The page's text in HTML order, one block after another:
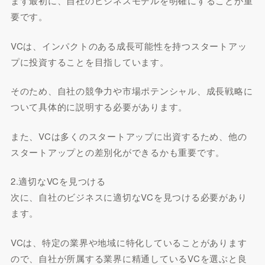
要です。
VCは、インパクトのある成長可能性を持つスタートアッ
プに投資することを目指しています。
そのため、自社の競争力や市場ポテンシャル、成長戦略に
ついて具体的に説明する必要があります。
また、VCは多くのスタートアップに出資するため、他の
スタートアップとの差別化ができるかも重要です。
2.適切なVCを見つける
次に、自社のビジネスに適切なVCを見つける必要があり
ます。
VCは、特定の業界や地域に特化していることがあります
ので、自社が所属する業界に精通しているVCを選ぶと良